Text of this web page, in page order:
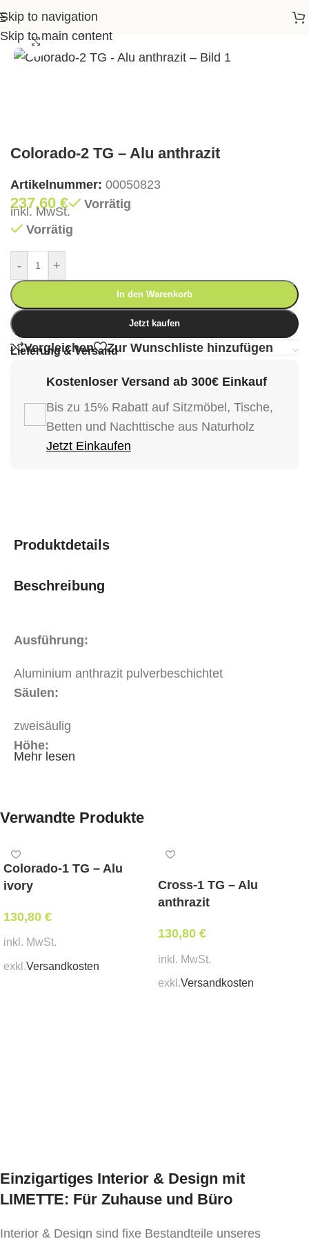
Skip to navigation
Skip to main content
>Tischgestelle
Klick zum Vergrößern
Colorado-2 TG – Alu anthrazit
Artikelnummer: 00050823
237,60€ Vorrätig
inkl. MwSt.
Vorrätig
- +
In den Warenkorb
Jetzt kaufen
Vergleichen Zur Wunschliste hinzufügen
Lieferung & Versand
Kostenloser Versand ab 300€ Einkauf
Bis zu 15% Rabatt auf Sitzmöbel, Tische,
Betten und Nachttische aus Naturholz
Jetzt Einkaufen
Produktdetails
Beschreibung
Ausführung:
Aluminium anthrazit pulverbeschichtet
Säulen:
zweisäulig
Höhe:
mit Klappmechanismus:
ja
1 Stk.
Mehr lesen
Verwandte Produkte
Colorado-1 TG – Alu
ivory
130,80 €
inkl. MwSt.
exkl.Versandkosten
Cross-1 TG – Alu
anthrazit
130,80 €
inkl. MwSt.
exkl.Versandkosten
Einzigartiges Interior & Design mit
LIMETTE: Für Zuhause und Büro
Interior & Design sind fixe Bestandteile unseres